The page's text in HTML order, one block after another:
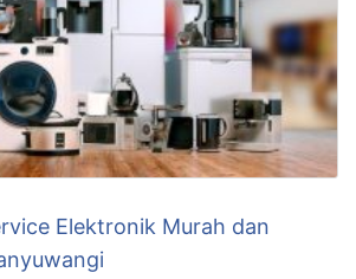
Elektronik Murah dan